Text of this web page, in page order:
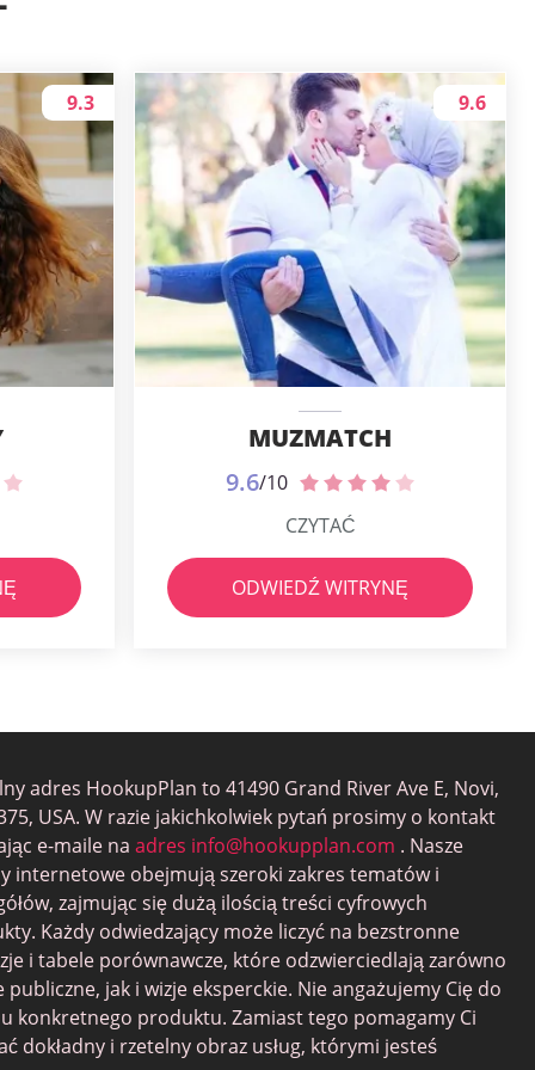
9.3
MUZMATCH
9.6/10
9.6
CZYTAĆ
ODWIEDŹ WITRYNĘ
adres HookupPlan to 41490 Grand River Ave E, Novi,
USA. W razie jakichkolwiek pytań prosimy o kontakt
e-maile naadres info@hookupplan.com . Nasze
internetowe obejmują szeroki zakres tematów i
zajmując się dużą ilością treści cyfrowych
Każdy odwiedzający może liczyć na bezstronne
i tabele porównawcze, które odzwierciedlają zarówno
publiczne, jak i wizje eksperckie. Nie angażujemy Cię do
konkretnego produktu. Zamiast tego pomagamy Ci
dokładny i rzetelny obraz usług, którymi jesteś